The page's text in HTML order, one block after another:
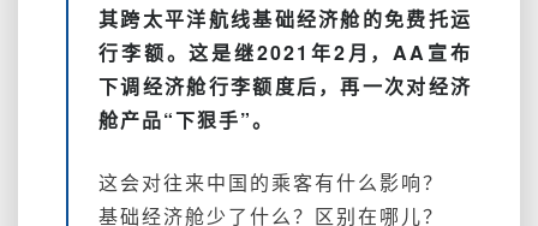
减
跨
太
平
李
额
其跨太平洋航线基础经济舱的免费托运
行李额。这是继2021年2月，AA宣布
下调经济舱行李额度后，再一次对经济
舱产品“下狠手”。
这会对往来中国的乘客有什么影响？
基础经济舱少了什么？区别在哪儿？